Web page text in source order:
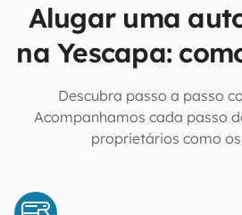
Alugar uma
na Yescapa:
Descubra passo a passo
Acompanhamos cada passo
proprietários como